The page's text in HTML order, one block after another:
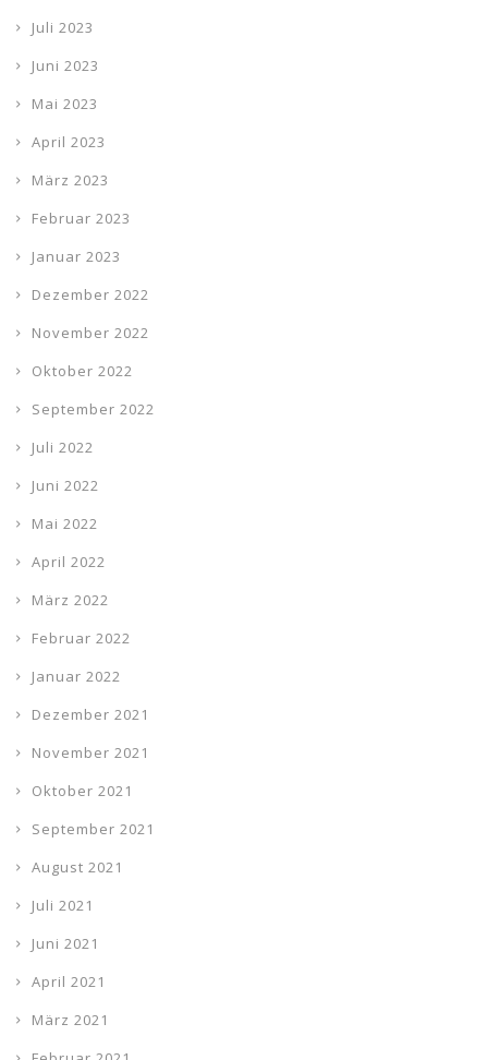
Juli 2023
Juni 2023
Mai 2023
April 2023
März 2023
Februar 2023
Januar 2023
Dezember 2022
November 2022
Oktober 2022
September 2022
Juli 2022
Juni 2022
Mai 2022
April 2022
März 2022
Februar 2022
Januar 2022
Dezember 2021
November 2021
Oktober 2021
September 2021
August 2021
Juli 2021
Juni 2021
April 2021
März 2021